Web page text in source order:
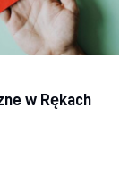
w Rękach